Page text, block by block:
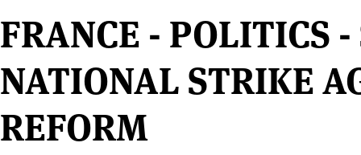
FRANCE - POLITICS
NATIONAL STRIKE
REFORM